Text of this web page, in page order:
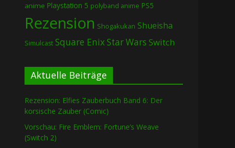
anime Playstation 5 polyband anime PS5
Rezension Shogakukan Shueisha
Simulcast Square EnixStar Wars Switch
Aktuelle Beiträge
Rezension: Elfies Zauberbuch Band 6: Der
korsische Zauber (Comic)
Vorschau: Fire Emblem: Fortune’s Weave
(Switch 2)